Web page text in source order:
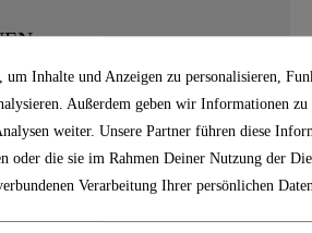
um Inhalte und Anzeigen zu personalisieren,
Außerdem geben wir Informationen
weiter. Unsere Partner führen diese
oder die sie im Rahmen Deiner Nutzung der
Verarbeitung Ihrer persönlichen